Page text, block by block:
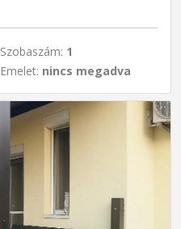
Szobaszám: 1
Emelet: nincs megadva